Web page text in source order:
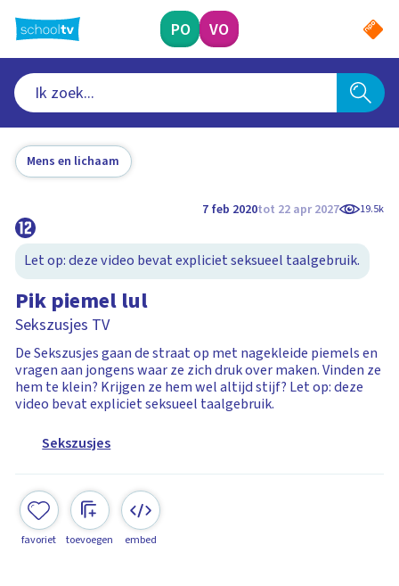
naar
hoofdinhoud
PO VO
Mens en lichaam
7 feb 2020tot 22 apr 2027 19.5k
Let op: deze video bevat expliciet seksueel taalgebruik.
Pik piemel lul
Sekszusjes TV
De Sekszusjes gaan de straat op met nagekleide piemels en
vragen aan jongens waar ze zich druk over maken. Vinden ze
hem te klein? Krijgen ze hem wel altijd stijf? Let op: deze
video bevat expliciet seksueel taalgebruik.
Sekszusjes
favoriet toevoegen embed